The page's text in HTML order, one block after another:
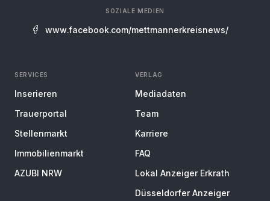
SOZIALE MEDIEN
www.facebook.com/mettmannerkreisnews/
SERVICES
Inserieren
Trauerportal
Stellenmarkt
Immobilienmarkt
AZUBI NRW
VERLAG
Mediadaten
Team
Karriere
FAQ
Lokal Anzeiger Erkrath
Düsseldorfer Anzeiger